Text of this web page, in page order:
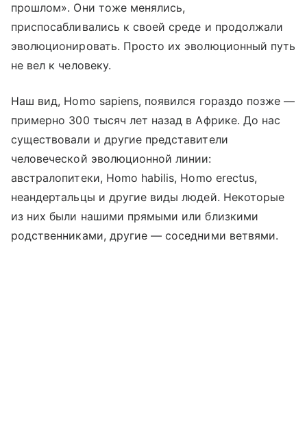
прошлом». Они тоже менялись,
приспосабливались к своей среде и продолжали
эволюционировать. Просто их эволюционный путь
не вел к человеку.
Наш вид, Homo sapiens, появился гораздо позже —
примерно 300 тысяч лет назад в Африке. До нас
существовали и другие представители
человеческой эволюционной линии:
австралопитеки, Homo habilis, Homo erectus,
неандертальцы и другие виды людей. Некоторые
из них были нашими прямыми или близкими
родственниками, другие — соседними ветвями.